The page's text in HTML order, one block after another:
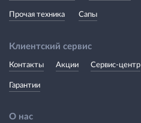
Прочая техника Сапы
Клиентский сервис
Контакты Акции Сервис-центр
Гарантии
О нас